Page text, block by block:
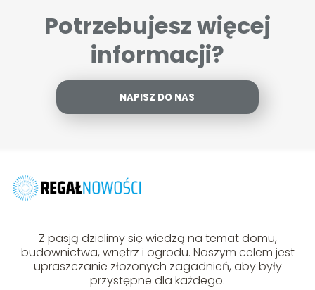
Potrzebujesz więcej
informacji?
NAPISZ DO NAS
Z pasją dzielimy się wiedzą na temat domu,
budownictwa, wnętrz i ogrodu. Naszym celem jest
upraszczanie złożonych zagadnień, aby były
przystępne dla każdego.